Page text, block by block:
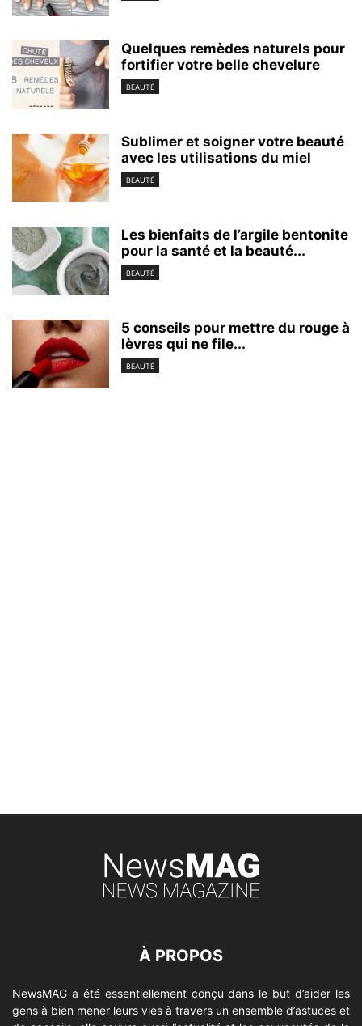
Quelques remèdes naturels pour
fortifier votre belle chevelure
BEAUTÉ
Sublimer et soigner votre beauté
avec les utilisations du miel
BEAUTÉ
Les bienfaits de l’argile bentonite
pour la santé et la beauté...
BEAUTÉ
5 conseils pour mettre du rouge à
lèvres qui ne file...
BEAUTÉ
À PROPOS
NewsMAG a été essentiellement conçu dans le but d’aider les
gens à bien mener leurs vies à travers un ensemble d’astuces et